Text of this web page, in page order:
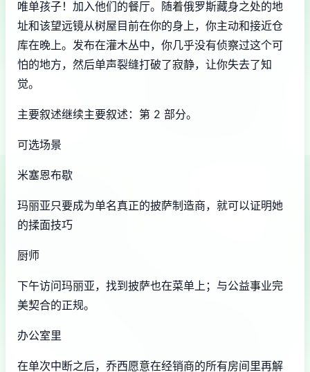
唯单孩子！加入他们的餐厅。随着俄罗斯藏身之处的地
址和该望远镜从树屋目前在你的身上，你主动和接近仓
库在晚上。发布在灌木丛中，你几乎没有侦察过这个可
怕的地方，然后单声裂缝打破了寂静，让你失去了知
觉。
主要叙述继续主要叙述：第 2 部分。
可选场景
米塞恩布歇
玛丽亚只要成为单名真正的披萨制造商，就可以证明她
的揉面技巧
厨师
下午访问玛丽亚，找到披萨也在菜单上；与公益事业完
美契合的正规。
办公室里
在单次中断之后，乔西愿意在经销商的所有房间里再解